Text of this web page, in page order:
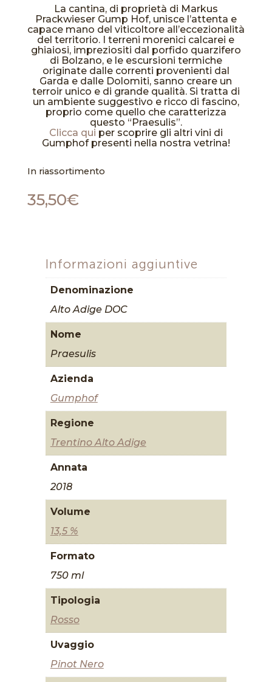
La cantina, di proprietà di Markus
Prackwieser Gump Hof, unisce l’attenta e
capace mano del viticoltore all’eccezionalità
del territorio. I terreni morenici calcarei e
ghiaiosi, impreziositi dal porfido quarzifero
di Bolzano, e le escursioni termiche
originate dalle correnti provenienti dal
Garda e dalle Dolomiti, sanno creare un
terroir unico e di grande qualità. Si tratta di
un ambiente suggestivo e ricco di fascino,
proprio come quello che caratterizza
questo “Praesulis”.
Clicca qui per scoprire gli altri vini di
Gumphof presenti nella nostra vetrina!
In riassortimento
35,50€
Informazioni aggiuntive
Denominazione
Alto Adige DOC
Nome
Praesulis
Azienda
Gumphof
Regione
Trentino Alto Adige
Annata
2018
Volume
13,5 %
Formato
750 ml
Tipologia
Rosso
Uvaggio
Pinot Nero